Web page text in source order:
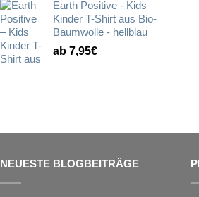
Earth Positive - Kids
Kinder T-Shirt aus Bio-
Baumwolle - hellblau
ab 7,95€
NEUESTE BLOGBEITRÄGE